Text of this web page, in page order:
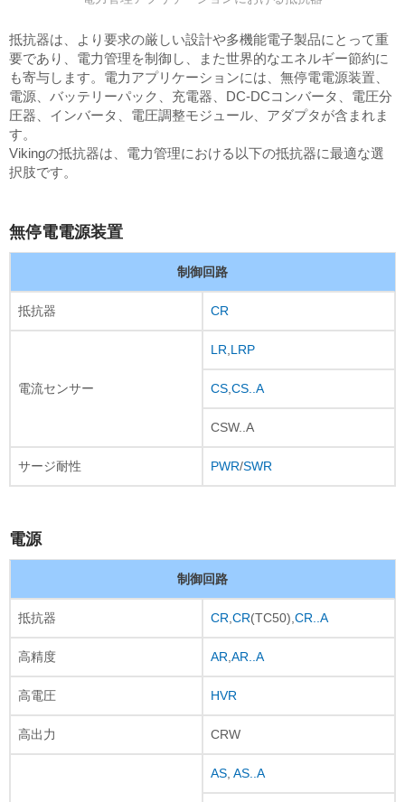
抵抗器は、より要求の厳しい設計や多機能電子製品にとって重
要であり、電力管理を制御し、また世界的なエネルギー節約に
も寄与します。電力アプリケーションには、無停電電源装置、
電源、バッテリーパック、充電器、DC-DCコンバータ、電圧分
圧器、インバータ、電圧調整モジュール、アダプタが含まれま
す。
Vikingの抵抗器は、電力管理における以下の抵抗器に最適な選
択肢です。
無停電電源装置
制御回路
抵抗器 CR
電流センサー
LR,LRP
CS,CS..A
CSW..A
サージ耐性 PWR/SWR
電源
制御回路
抵抗器 CR,CR(TC50),CR..A
高精度 AR,AR..A
高電圧 HVR
高出力 CRW
AS, AS..A